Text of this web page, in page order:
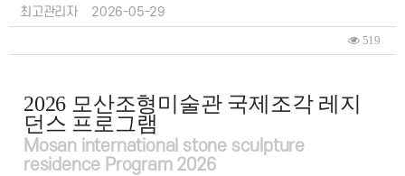
최고관리자 2026-05-29
519
2026 모산조형미술관 국제조각 레지
던스 프로그램
Mosan international stone sculpture
residence Program 2026